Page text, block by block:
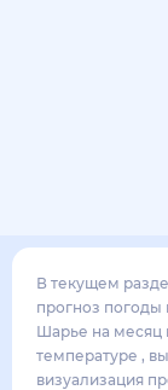
В текущем
прогноз погоды
Шарье на месяц
температуре ,
визуализация